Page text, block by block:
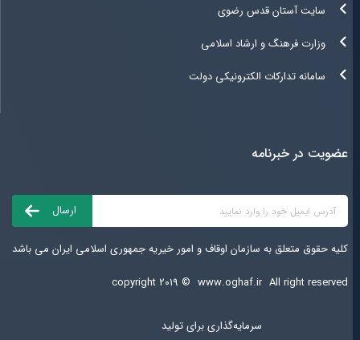
سایت آستان قدس رضوی
وزارت فرهنگ و ارشاد اسلامی
سامانه تدارکات الکترونیکی دولت
عضویت در خبرنامه
کلیه حقوق متعلق به سازمان اوقاف و امور خیریه جمهوری اسلامی ایران می باشد
copyright ۲۰۱۹ ©
www.oghaf.ir All right reserved
سرمایه‌گذاری برای تولید